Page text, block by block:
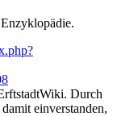
Durch
einverstanden,